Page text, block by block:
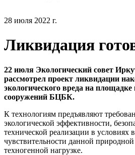
28 июля 2022 г.
Ликвидация
22 июля Экологический совет
рассмотрел проект ликвидации
экологического вреда на
сооружений БЦБК.
К технологиям предъявляют
экологической эффективности,
технической реализации в условиях
чувствительности данной
техногенной нагрузке.